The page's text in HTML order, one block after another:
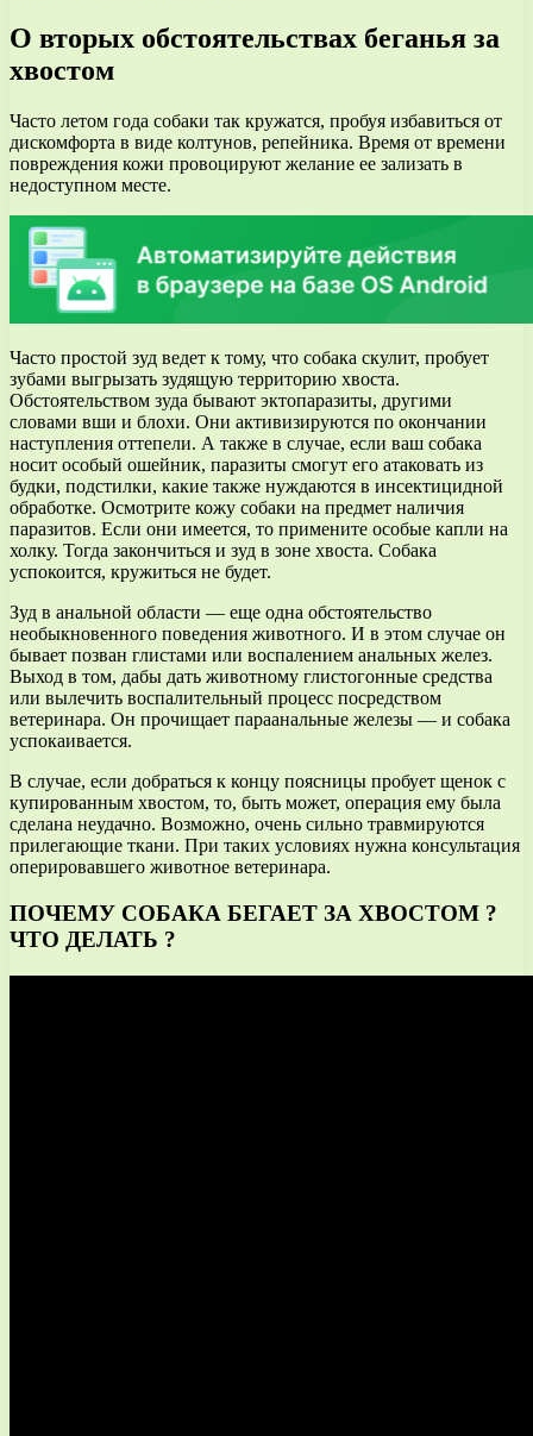
О вторых обстоятельствах беганья за
хвостом
Часто летом года собаки так кружатся, пробуя избавиться от
дискомфорта в виде колтунов, репейника. Время от времени
повреждения кожи провоцируют желание ее зализать в
недоступном месте.
Часто простой зуд ведет к тому, что собака скулит, пробует
зубами выгрызать зудящую территорию хвоста.
Обстоятельством зуда бывают эктопаразиты, другими
словами вши и блохи. Они активизируются по окончании
наступления оттепели. А также в случае, если ваш собака
носит особый ошейник, паразиты смогут его атаковать из
будки, подстилки, какие также нуждаются в инсектицидной
обработке. Осмотрите кожу собаки на предмет наличия
паразитов. Если они имеется, то примените особые капли на
холку. Тогда закончиться и зуд в зоне хвоста. Собака
успокоится, кружиться не будет.
Зуд в анальной области — еще одна обстоятельство
необыкновенного поведения животного. И в этом случае он
бывает позван глистами или воспалением анальных желез.
Выход в том, дабы дать животному глистогонные средства
или вылечить воспалительный процесс посредством
ветеринара. Он прочищает параанальные железы — и собака
успокаивается.
В случае, если добраться к концу поясницы пробует щенок с
купированным хвостом, то, быть может, операция ему была
сделана неудачно. Возможно, очень сильно травмируются
прилегающие ткани. При таких условиях нужна консультация
оперировавшего животное ветеринара.
ПОЧЕМУ СОБАКА БЕГАЕТ ЗА ХВОСТОМ ?
ЧТО ДЕЛАТЬ ?